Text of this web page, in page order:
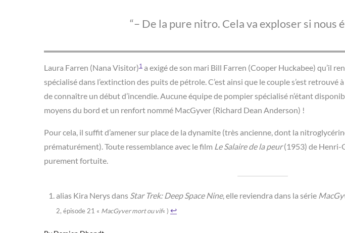
– De la pure nitro. Cela va exploser si nous
Laura Farren (Nana Visitor)1 a exigé de son mari Bill Farren (Cooper Huckabee) qu’il
spécialisé dans l’extinction des puits de pétrole. C’est ainsi que le couple s’est
de connaître un début d’incendie. Aucune équipe de pompier spécialisé n’étant
moyens du bord et un renfort nommé MacGyver (Richard Dean Anderson) !
Pour cela, il suffit d’amener sur place de la dynamite (très ancienne, dont la
prématurément). Toute ressemblance avec le film Le Salaire de la peur(1953) de Henri-
purement fortuite.
alias Kira Nerys dans Star Trek: Deep Space Nine, elle reviendra dans la série
2, épisode 21 « MacGyver mort ou vif« ) ↩︎